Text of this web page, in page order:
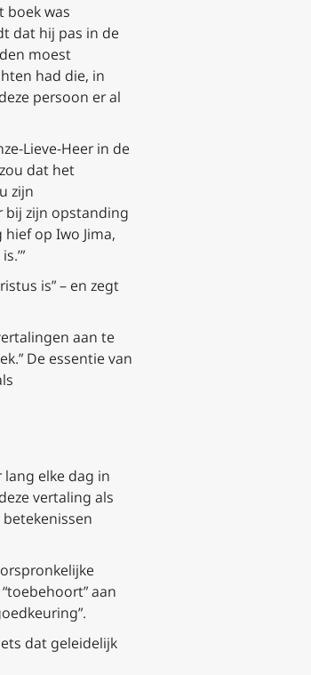
boek was
dat hij pas in de
moest
had die, in
persoon er al
Lieve-Heer in de
dat het
zijn
bij zijn opstanding
op Iwo Jima,
is” – en zegt
aan te
De essentie van
elke dag in
vertaling als
aan
dat geleidelijk